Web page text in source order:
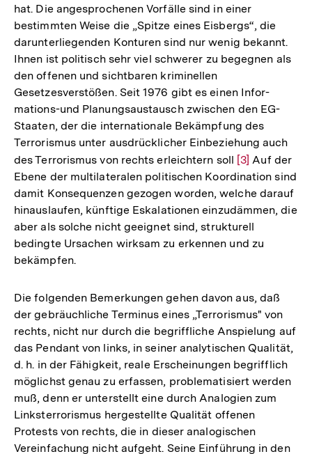
hat. Die angesprochenen Vorfälle sind in einer
bestimmten Weise die „Spitze eines Eisbergs“, die
darunterliegenden Konturen sind nur wenig bekannt.
Ihnen ist politisch sehr viel schwerer zu begegnen als
den offenen und sichtbaren kriminellen
Gesetzesverstößen. Seit 1976 gibt es einen Infor-
mations-und Planungsaustausch zwischen den EG-
Staaten, der die internationale Bekämpfung des
Terrorismus unter ausdrücklicher Einbeziehung auch
des Terrorismus von rechts erleichtern soll Zur
Auflösung
der
Fußnote
[3] Auf der
Ebene der multilateralen politischen Koordination sind
damit Konsequenzen gezogen worden, welche darauf
hinauslaufen, künftige Eskalationen einzudämmen, die
aber als solche nicht geeignet sind, strukturell
bedingte Ursachen wirksam zu erkennen und zu
bekämpfen.
Die folgenden Bemerkungen gehen davon aus, daß
der gebräuchliche Terminus eines „Terrorismus" von
rechts, nicht nur durch die begriffliche Anspielung auf
das Pendant von links, in seiner analytischen Qualität,
d. h. in der Fähigkeit, reale Erscheinungen begrifflich
möglichst genau zu erfassen, problematisiert werden
muß, denn er unterstellt eine durch Analogien zum
Linksterrorismus hergestellte Qualität offenen
Protests von rechts, die in dieser analogischen
Vereinfachung nicht aufgeht. Seine Einführung in den